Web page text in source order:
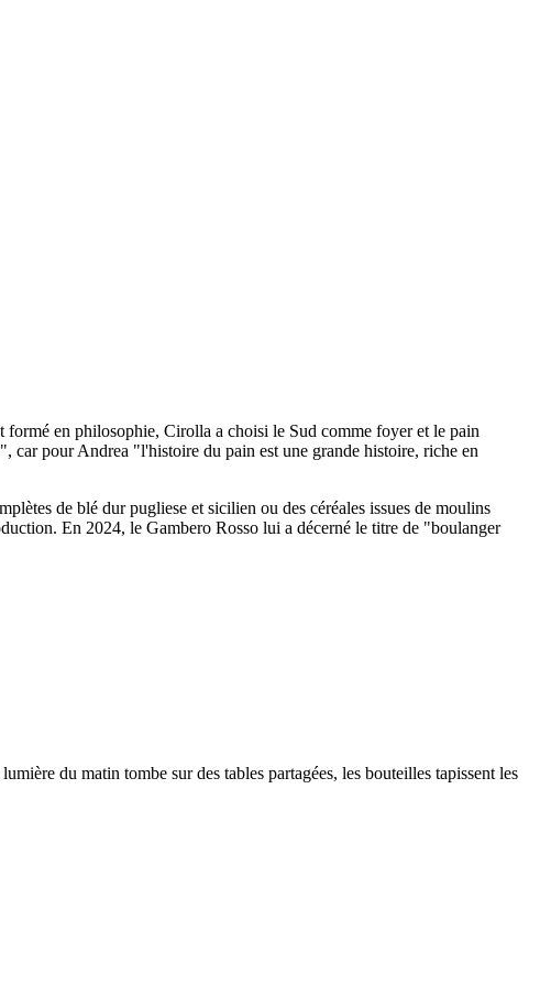
en philosophie, Cirolla a choisi le Sud comme foyer et le pain
car pour Andrea "l'histoire du pain est une grande histoire, riche en
de blé dur pugliese et sicilien ou des céréales issues de moulins
En 2024, le Gambero Rosso lui a décerné le titre de "boulanger
du matin tombe sur des tables partagées, les bouteilles tapissent les